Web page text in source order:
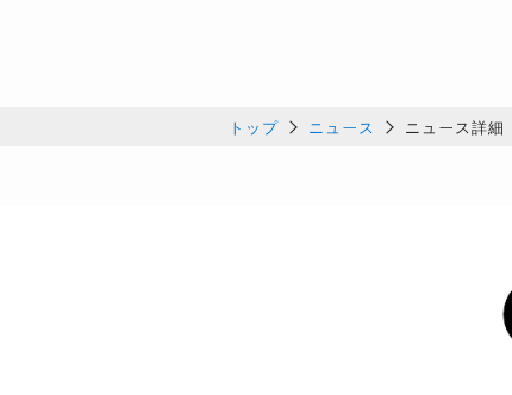
トップ ニュース ニュース詳細